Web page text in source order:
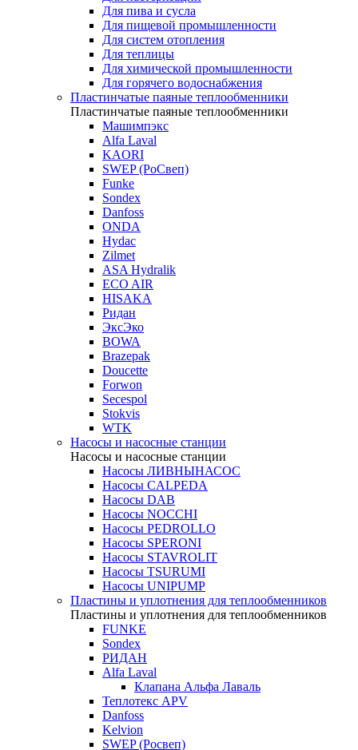
Для пива и сусла
Для пищевой промышленности
Для систем отопления
Для теплицы
Для химической промышленности
Для горячего водоснабжения
Пластинчатые паяные теплообменники
Пластинчатые паяные теплообменники
Машимпэкс
Alfa Laval
KAORI
SWEP (РоСвеп)
Funke
Sondex
Danfoss
ONDA
Hydac
Zilmet
ASA Hydralik
ECO AIR
HISAKA
Ридан
ЭксЭко
BOWA
Brazepak
Doucette
Forwon
Secespol
Stokvis
WTK
Насосы и насосные станции
Насосы и насосные станции
Насосы ЛИВНЫНАСОС
Насосы CALPEDA
Насосы DAB
Насосы NOCCHI
Насосы PEDROLLO
Насосы SPERONI
Насосы STAVROLIT
Насосы TSURUMI
Насосы UNIPUMP
Пластины и уплотнения для теплообменников
Пластины и уплотнения для теплообменников
FUNKE
Sondex
РИДАН
Alfa Laval
Клапана Альфа Лаваль
Теплотекс APV
Danfoss
Kelvion
SWEP (Росвеп)